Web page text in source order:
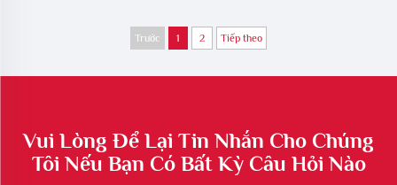
đường, LS-100ZJ
mặt đường, LS-60
Trước 1 2 Tiếp theo
Vui Lòng Để Lại Tin Nhắn Cho Chúng
Tôi Nếu Bạn Có Bất Kỳ Câu Hỏi Nào